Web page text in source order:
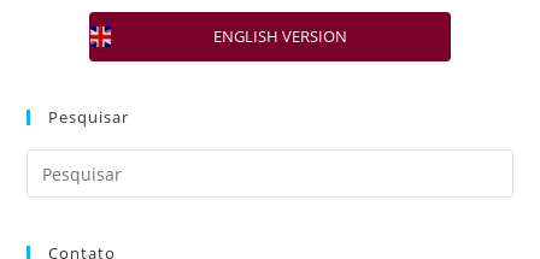
ENGLISH VERSION
Pesquisar
Contato